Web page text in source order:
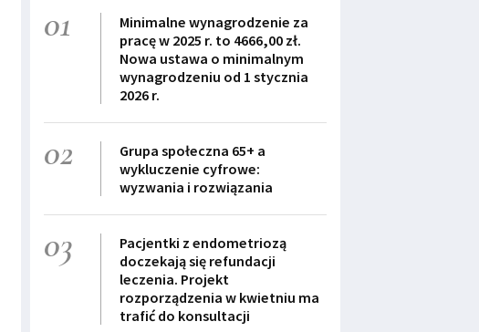
01
Minimalne wynagrodzenie za
pracę w 2025 r. to 4666,00 zł.
Nowa ustawa o minimalnym
wynagrodzeniu od 1 stycznia
2026 r.
02
Grupa społeczna 65+ a
wykluczenie cyfrowe:
wyzwania i rozwiązania
03
Pacjentki z endometriozą
doczekają się refundacji
leczenia. Projekt
rozporządzenia w kwietniu ma
trafić do konsultacji